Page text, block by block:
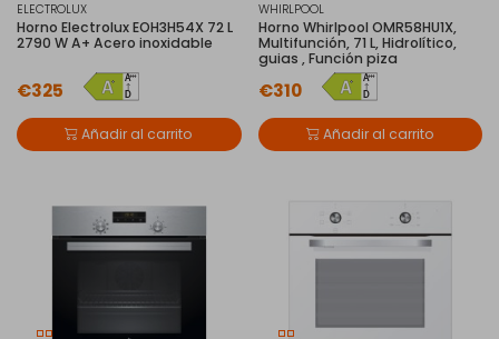
ELECTROLUX
Horno Electrolux EOH3H54X 72 L
2790 W A+ Acero inoxidable
€325
Añadir al carrito
WHIRLPOOL
Horno Whirlpool OMR58HU1X,
Multifunción, 71 L, Hidrolítico,
guias , Función piza
€310
Añadir al carrito